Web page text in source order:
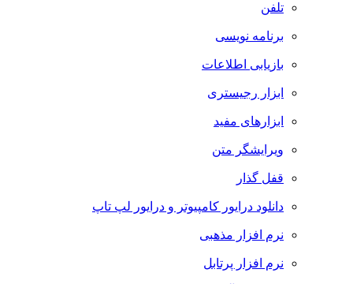
تلفن
برنامه نویسی
بازیابی اطلاعات
ابزار رجیستری
ابزارهای مفید
ویرایشگر متن
قفل گذار
دانلود درایور کامپیوتر و درایور لپ تاپ
نرم افزار مذهبی
نرم افزار پرتابل